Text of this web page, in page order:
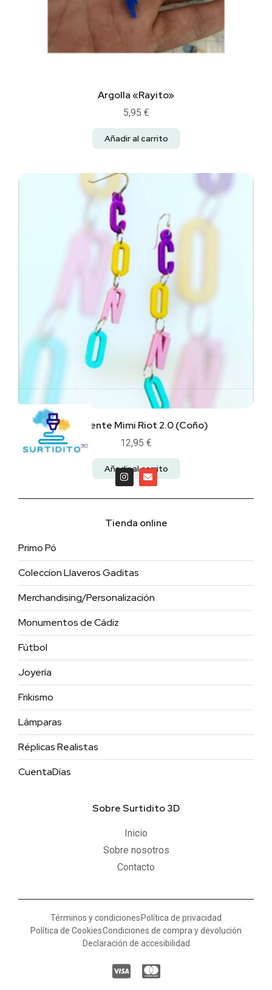
Argolla «Rayito»
5,95 €
Añadir al carrito
Pendiente Mimi Riot 2.0 (Coño)
12,95 €
Añadir al carrito
Tienda online
Primo Pó
Coleccíon Llaveros Gaditas
Merchandising/Personalización
Monumentos de Cádiz
Fútbol
Joyería
Frikismo
Lámparas
Réplicas Realistas
CuentaDías
Sobre Surtidito 3D
Inicio
Sobre nosotros
Contacto
Términos y condiciones Política de privacidad
Política de CookiesCondiciones de compra y devolución
Declaración de accesibilidad